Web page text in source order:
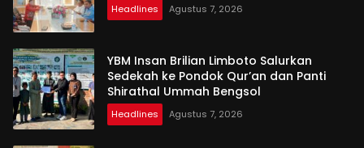
Headlines Agustus 7, 2026
YBM Insan Brilian Limboto Salurkan
Sedekah ke Pondok Qur’an dan Panti
Shirathal Ummah Bengsol
Headlines Agustus 7, 2026